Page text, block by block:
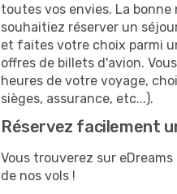
toutes vos envies. La
souhaitiez réserver un
et faites votre choix parmi
offres de billets d'avion.
heures de votre voyage,
sièges, assurance, etc...).
Réservez facilement
Vous trouverez sur
de nos vols !